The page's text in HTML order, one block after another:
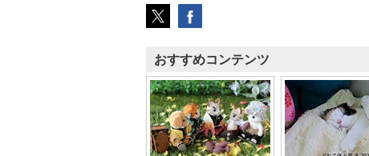
おすすめコンテンツ